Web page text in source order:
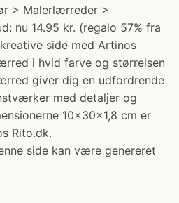
> Malerlærreder >
nu 14.95 kr. (regalo 57% fra
side med Artinos
i hvid farve og størrelsen
giver dig en udfordrende
med detaljer og
10x30x1,8 cm er
Rito.dk.
side kan være genereret